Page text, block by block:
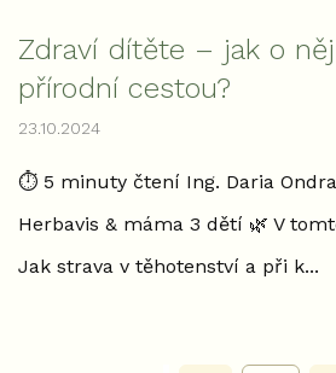
Zdraví dítěte – jak o
přírodní cestou?
23.10.2024
⏱ 5 minuty čtení Ing. Daria
Herbavis & máma 3 dětí 🌿 V
Jak strava v těhotenství a při k...
t